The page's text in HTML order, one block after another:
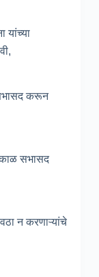
यांच्या
सभासद करून
सभासद
न करणाऱ्यांचे